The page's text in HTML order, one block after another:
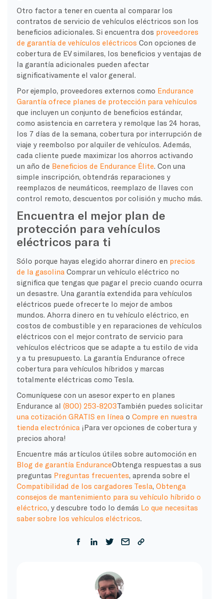
Otro factor a tener en cuenta al comparar los
contratos de servicio de vehículos eléctricos son los
beneficios adicionales. Si encuentra dos proveedores
de garantía de vehículos eléctricos Con opciones de
cobertura de EV similares, los beneficios y ventajas de
la garantía adicionales pueden afectar
significativamente el valor general.
Por ejemplo, proveedores externos como Endurance
Garantía ofrece planes de protección para vehículos
que incluyen un conjunto de beneficios estándar,
como asistencia en carretera y remolque las 24 horas,
los 7 días de la semana, cobertura por interrupción de
viaje y reembolso por alquiler de vehículos. Además,
cada cliente puede maximizar los ahorros activando
un año de Beneficios de Endurance Élite . Con una
simple inscripción, obtendrás reparaciones y
reemplazos de neumáticos, reemplazo de llaves con
control remoto, descuentos por colisión y mucho más.
Encuentra el mejor plan de
protección para vehículos
eléctricos para ti
Sólo porque hayas elegido ahorrar dinero en precios
de la gasolina Comprar un vehículo eléctrico no
significa que tengas que pagar el precio cuando ocurra
un desastre. Una garantía extendida para vehículos
eléctricos puede ofrecerte lo mejor de ambos
mundos. Ahorra dinero en tu vehículo eléctrico, en
costos de combustible y en reparaciones de vehículos
eléctricos con el mejor contrato de servicio para
vehículos eléctricos que se adapte a tu estilo de vida
y a tu presupuesto. La garantía Endurance ofrece
cobertura para vehículos híbridos y marcas
totalmente eléctricas como Tesla.
Comuníquese con un asesor experto en planes
Endurance al (800) 253-8203También puedes solicitar
una cotización GRATIS en línea o Compre en nuestra
tienda electrónica ¡Para ver opciones de cobertura y
precios ahora!
Encuentre más artículos útiles sobre automoción en
Blog de garantía EnduranceObtenga respuestas a sus
preguntas Preguntas frecuentes , aprenda sobre el
Compatibilidad de los cargadores Tesla Obtenga
consejos de mantenimiento para su vehículo híbrido o
eléctrico , y descubre todo lo demás Lo que necesitas
saber sobre los vehículos eléctricos